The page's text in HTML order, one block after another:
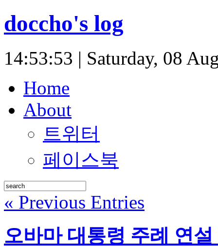
doccho's log
14:53:54 | Saturday, 08
Home
About
트위터
페이스북
« Previous Entries
오바마 대통령 주례 연설